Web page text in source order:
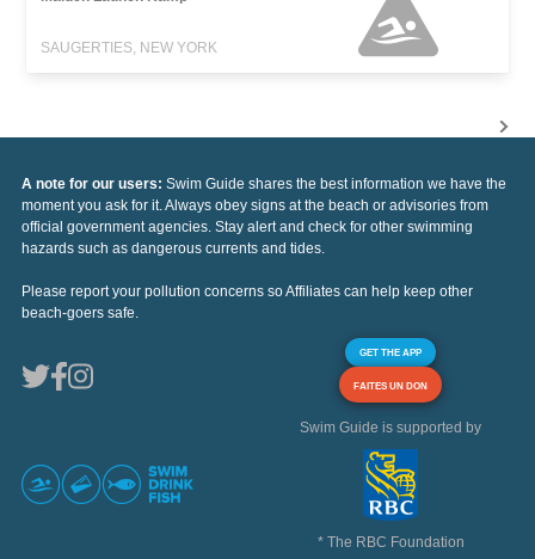
SAUGERTIES, NEW YORK
A note for our users: Swim Guide shares the best information we have the
moment you ask for it. Always obey signs at the beach or advisories from
official government agencies. Stay alert and check for other swimming
hazards such as dangerous currents and tides.
Please report your pollution concerns so Affiliates can help keep other
beach-goers safe.
GET THE APP
FAITES UN DON
Swim Guide is supported by
* The RBC Foundation